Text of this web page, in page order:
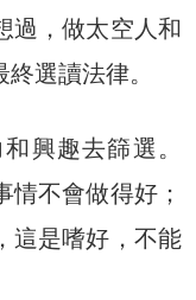
過，做太空人和
選讀法律。
興趣去篩選。
情不會做得好；
這是嗜好，不能